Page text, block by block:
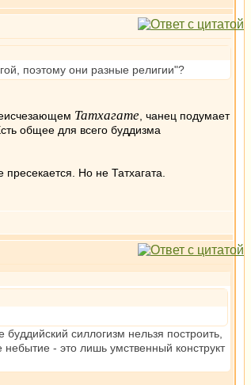
поэтому они разные религии"?
Татхагате , чанец подумает
общее для всего буддизма
Но не Татхагата.
силлогизм нельзя построить,
- это лишь умственный конструкт